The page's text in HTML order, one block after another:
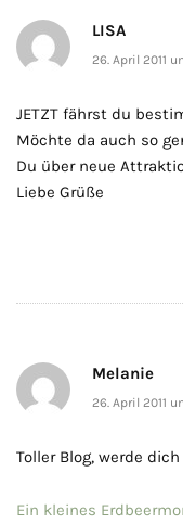
LISA
26. April 2011
JETZT fährst du
Möchte da auch so
Du über neue
Liebe Grüße
Melanie
26. April 2011
Toller Blog, werde
Ein kleines